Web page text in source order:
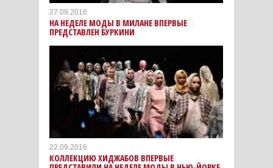
27.09.2016
НА НЕДЕЛЕ МОДЫ В МИЛАНЕ ВПЕРВЫЕ
ПРЕДСТАВЛЕН БУРКИНИ
22.09.2016
КОЛЛЕКЦИЮ ХИДЖАБОВ ВПЕРВЫЕ